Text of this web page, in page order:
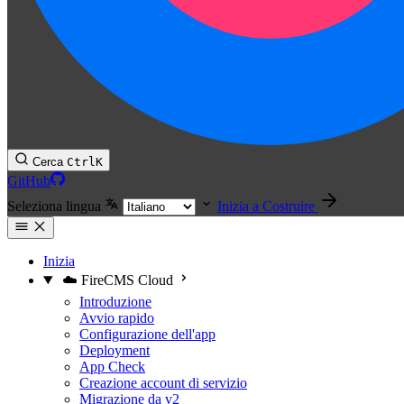
Cerca CtrlK
GitHub
Seleziona lingua
Inizia a Costruire
Inizia
☁️ FireCMS Cloud
Introduzione
Avvio rapido
Configurazione dell'app
Deployment
App Check
Creazione account di servizio
Migrazione da v2